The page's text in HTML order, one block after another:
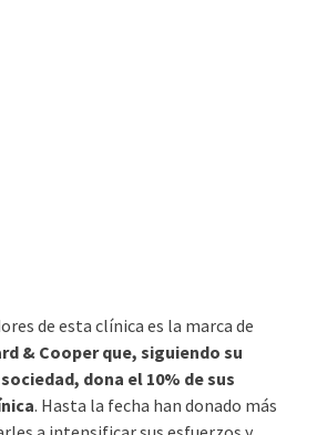
de esta clínica es la marca de
& Cooper que, siguiendo su
dona el 10% de sus
. Hasta la fecha han donado más